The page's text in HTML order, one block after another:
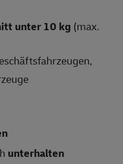
unter 10 kg (max.
unterhalten